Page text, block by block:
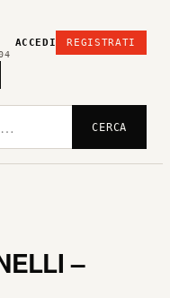
ACCEDI REGISTRATI
CERCA
–